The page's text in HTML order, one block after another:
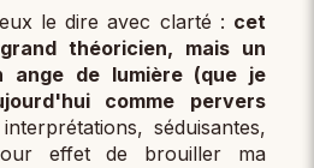
le dire avec clarté : cet
théoricien, mais un
ange de lumière (que je
comme pervers
séduisantes,
effet de brouiller ma